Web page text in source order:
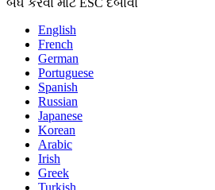
English
French
German
Portuguese
Spanish
Russian
Japanese
Korean
Arabic
Irish
Greek
Turkish